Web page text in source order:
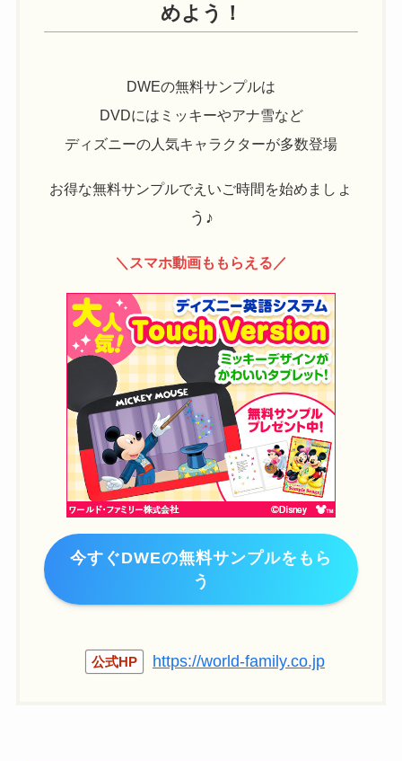
めよう！
DWEの無料サンプルは
DVDにはミッキーやアナ雪など
ディズニーの人気キャラクターが多数登場
お得な無料サンプルでえいご時間を始めまし ょ
う♪
＼スマホ動画ももらえる／
今すぐDWEの無料サンプルをもら
う
公式HP https://world-family.co.jp